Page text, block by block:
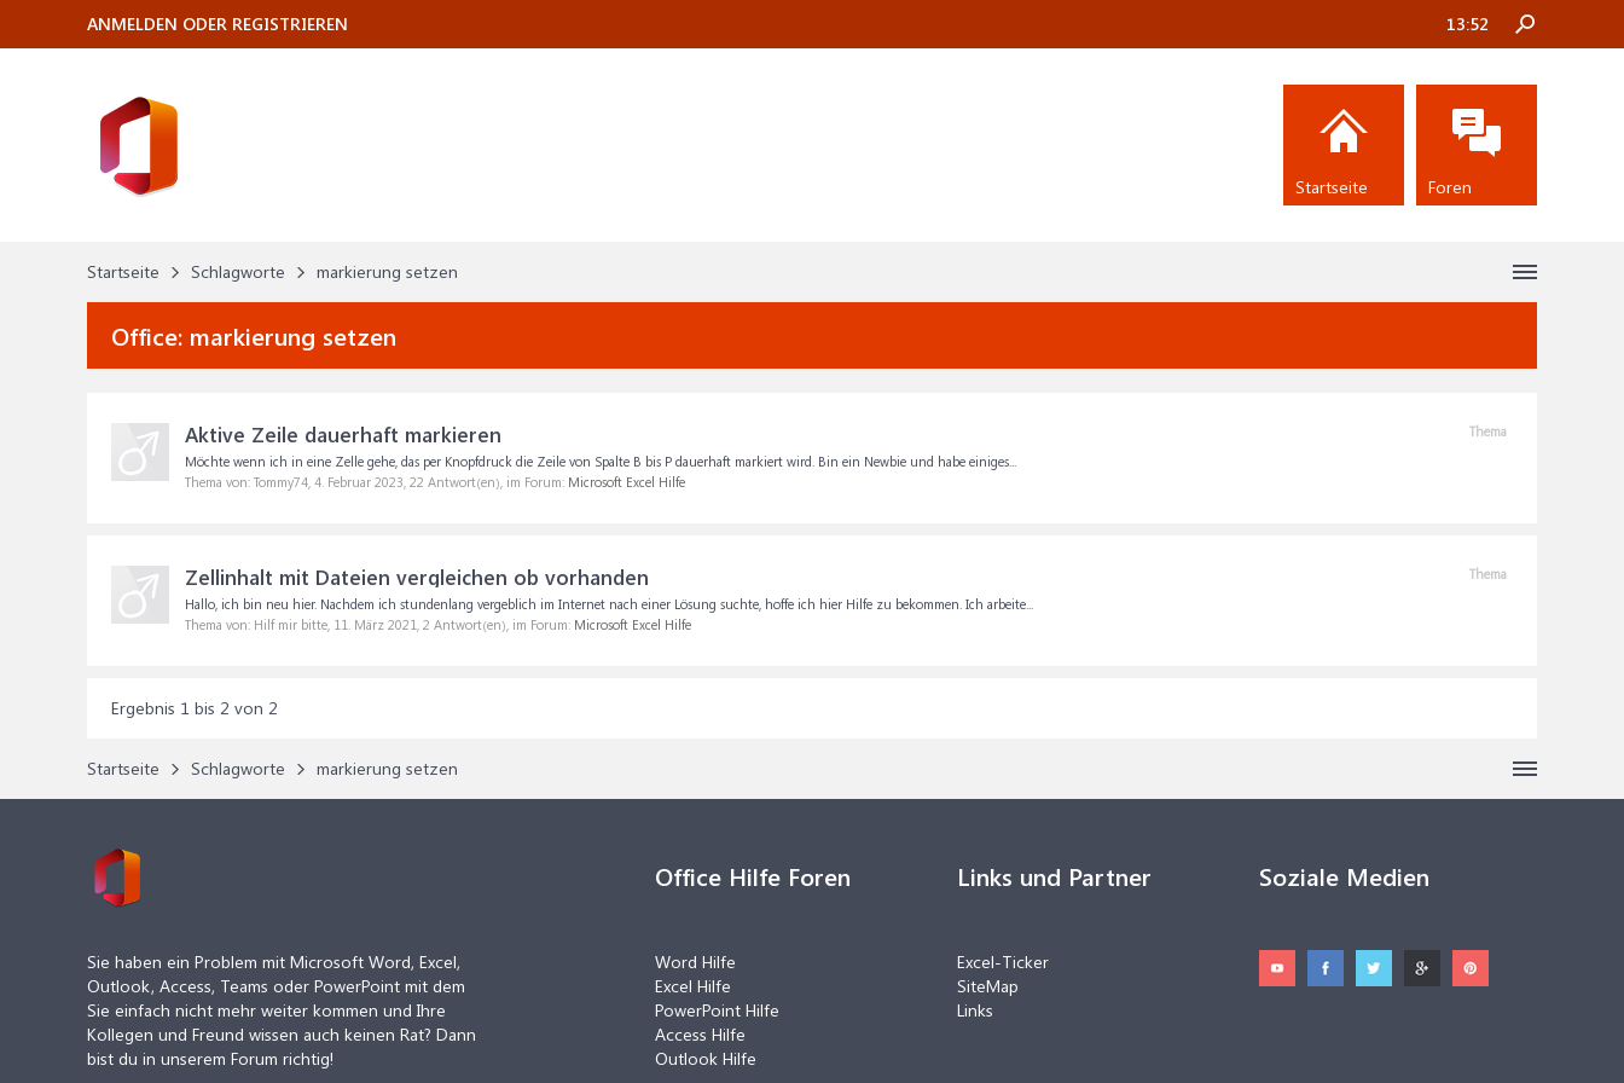
Startseite Schlagworte markierung setzen
Office: markierung setzen
Thema
Aktive Zeile dauerhaft markieren
Möchte wenn ich in eine Zelle gehe, das per Knopfdruck die Zeile von Spalte B bis P dauerhaft markiert wird. Bin ein Newbie und habe einiges...
Thema von: Tommy74, 4. Februar 2023, 22 Antwort(en), im Forum: Microsoft Excel Hilfe
Thema
Zellinhalt mit Dateien vergleichen ob vorhanden
Hallo, ich bin neu hier. Nachdem ich stundenlang vergeblich im Internet nach einer Lösung suchte, hoffe ich hier Hilfe zu bekommen. Ich arbeite...
Thema von: Hilf mir bitte, 11. März 2021, 2 Antwort(en), im Forum: Microsoft Excel Hilfe
Ergebnis 1 bis 2 von 2
Startseite Schlagworte markierung setzen
ANMELDEN ODER REGISTRIEREN 13:52
Startseite Foren
Sie haben ein Problem mit Microsoft Word, Excel,
Outlook, Access, Teams oder PowerPoint mit dem
Sie einfach nicht mehr weiter kommen und Ihre
Kollegen und Freund wissen auch keinen Rat? Dann
bist du in unserem Forum richtig!
Office Hilfe Foren
Word Hilfe
Excel Hilfe
PowerPoint Hilfe
Access Hilfe
Outlook Hilfe
Links und Partner
Excel-Ticker
SiteMap
Links
Soziale Medien